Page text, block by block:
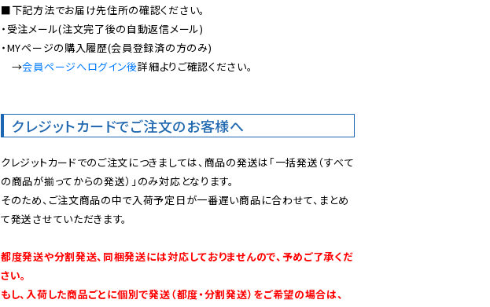
■下記方法でお届け先住所の確認ください。
・受注メール(注文完了後の自動返信メール)
・MYページの購入履歴(会員登録済の方のみ)
→会員ページへログイン後詳細よりご確認ください。
クレジットカードでご注文のお客様へ
クレジットカードでのご注文につきましては、商品の発送は「一括発送（すべて
の商品が揃ってからの発送）」のみ対応となります。
そのため、ご注文商品の中で入荷予定日が一番遅い商品に合わせて、まとめ
て発送させていただきます。
都度発送や分割発送、同梱発送には対応しておりませんので、予めご了承くだ
さい。
もし、入荷した商品ごとに個別で発送（都度・分割発送）をご希望の場合は、